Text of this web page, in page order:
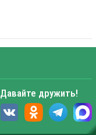
Давайте дружить!